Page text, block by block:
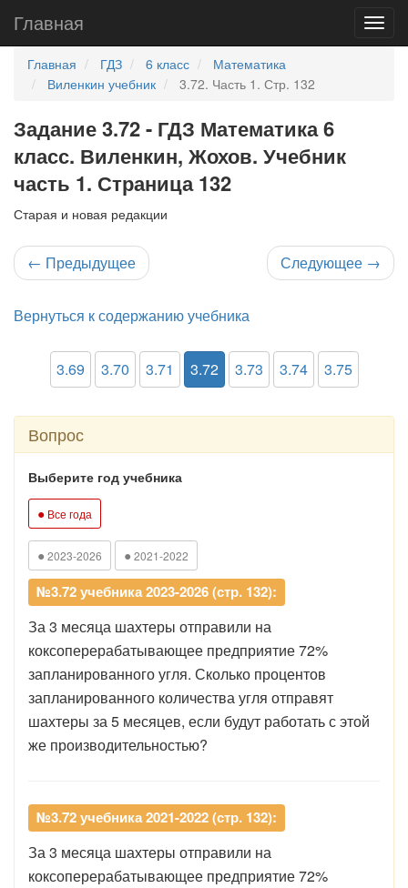
Главная
Главная ГДЗ 6 класс
Математика
Виленкин учебник
3.72. Часть 1. Стр. 132
Задание 3.72 - ГДЗ Математика 6
класс. Виленкин, Жохов. Учебник
часть 1. Страница 132
Старая и новая редакции
← Предыдущее Следующее →
Вернуться к содержанию учебника
3.69 3.70 3.71 3.72 3.73 3.74 3.75
Вопрос
Выберите год учебника
● Все года
● 2023-2026 ● 2021-2022
№3.72 учебника 2023-2026 (стр. 132):
За 3 месяца шахтеры отправили на
коксоперерабатывающее предприятие 72%
запланированного угля. Сколько процентов
запланированного количества угля отправят
шахтеры за 5 месяцев, если будут работать с этой
же производительностью?
№3.72 учебника 2021-2022 (стр. 132):
За 3 месяца шахтеры отправили на
коксоперерабатывающее предприятие 72%